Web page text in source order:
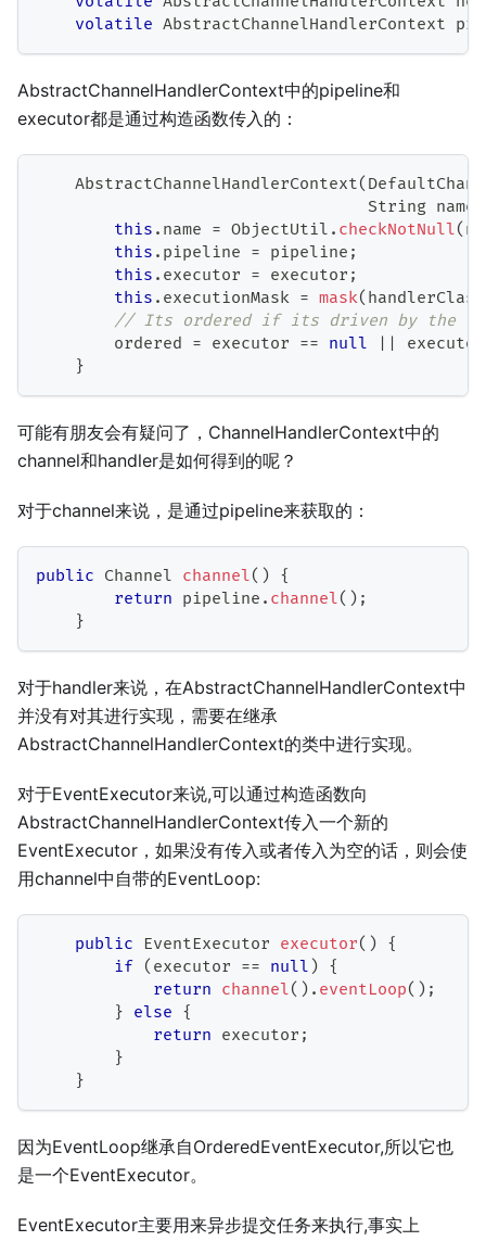
volatile AbstractChannelHandlerContext
AbstractChannelHandlerContext中的pipeline和
executor都是通过构造函数传入的：
AbstractChannelHandlerContext(
String name
this . name = ObjectUtil . checkNotNull(
this . pipeline = pipeline ;
this . executor = executor ;
this . executionMask = mask( handlerClass
// Its ordered if its driven by the
        ordered
= executor == null ||
}
可能有朋友会有疑问了，ChannelHandlerContext中的
channel和handler是如何得到的呢？
对于channel来说，是通过pipeline来获取的：
public Channel channel( ) {
return pipeline . channel( ) ;
}
对于handler来说，在AbstractChannelHandlerContext中
并没有对其进行实现，需要在继承
AbstractChannelHandlerContext的类中进行实现。
对于EventExecutor来说,可以通过构造函数向
AbstractChannelHandlerContext传入一个新的
EventExecutor，如果没有传入或者传入为空的话，则会使
用channel中自带的EventLoop:
public EventExecutor executor( ) {
if ( executor == null ) {
return channel( ) . eventLoop( ) ;
} else {
return executor ;
}
}
因为EventLoop继承自OrderedEventExecutor,所以它也
是一个EventExecutor。
EventExecutor主要用来异步提交任务来执行,事实上